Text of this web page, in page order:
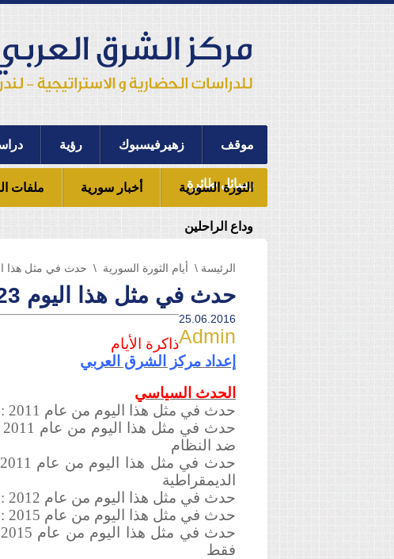
موقف زهيرفيسبوك رؤية
رسائل طائرة
الثورة السورية أخبار سورية ملفات
وداع الراحلين
الرئيسة \ أيام الثورة السورية \ حدث في مثل هذا اليوم 23 -6 من الثورة
حدث في مثل هذا اليوم 23 -6 من الثورة السورية
25.06.2016
Adminذاكرة الأيام
إعداد مركز الشرق العربي
الحدث السياسي
حدث في مثل هذا اليوم من عام 2011 : بان كي مون: الأسد فقد صدقيته وعلى مجلس الأمن أن يحسم موقفه
ضد النظام
الديمقراطية
حدث في مثل هذا اليوم من عام 2012 : سوريا تسقط طائرة تركية وانقرة تحذر من رد حاسم
حدث في مثل هذا اليوم من عام 2015 : الائتلاف الوطني: الوحدات الكردية تمنع لجنة تقصي الحقائق من دخول تل أبيض
فقط